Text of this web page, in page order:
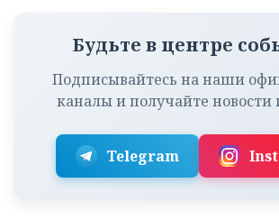
Будьте в центре
Подписывайтесь на наши
каналы и получайте
Telegram